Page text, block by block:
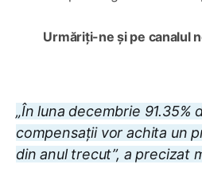
Urmăriți-ne și pe canalul
„În luna decembrie 91.35%
compensații vor achita un
din anul trecut”, a precizat